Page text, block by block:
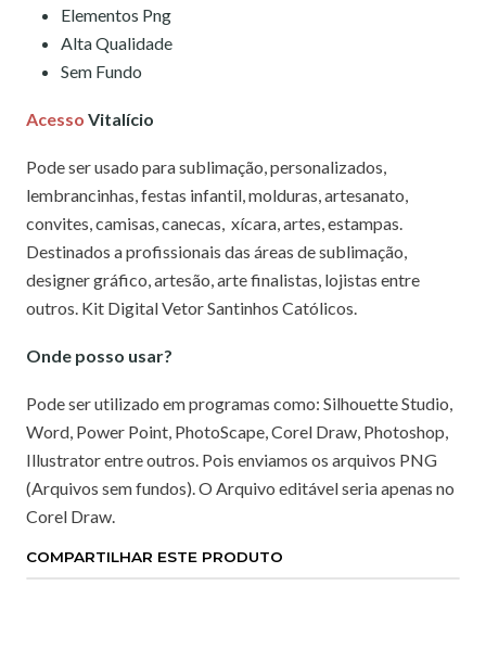
Elementos Png
Alta Qualidade
Sem Fundo
Acesso Vitalício
Pode ser usado para sublimação, personalizados,
lembrancinhas, festas infantil, molduras, artesanato,
convites, camisas, canecas, xícara, artes, estampas.
Destinados a profissionais das áreas de sublimação,
designer gráfico, artesão, arte finalistas, lojistas entre
outros. Kit Digital Vetor Santinhos Católicos.
Onde posso usar?
Pode ser utilizado em programas como: Silhouette Studio,
Word, Power Point, PhotoScape, Corel Draw, Photoshop,
Illustrator entre outros. Pois enviamos os arquivos PNG
(Arquivos sem fundos). O Arquivo editável seria apenas no
Corel Draw.
COMPARTILHAR ESTE PRODUTO